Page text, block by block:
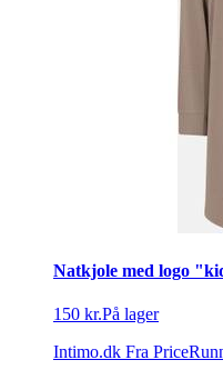
Natkjole med logo
150 kr.På lager
Intimo.dk Fra